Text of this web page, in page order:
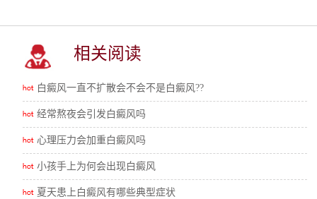
相关阅读
白癜风一直不扩散会不会不是白癜风??
经常熬夜会引发白癜风吗
心理压力会加重白癜风吗
小孩手上为何会出现白癜风
夏天患上白癜风有哪些典型症状